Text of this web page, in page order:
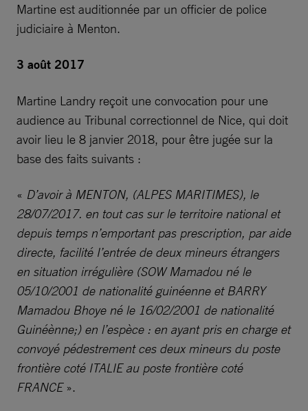
Martine est auditionnée par un officier de police
judiciaire à Menton.
3 août 2017
Martine Landry reçoit une convocation pour une
audience au Tribunal correctionnel de Nice, qui doit
avoir lieu le 8 janvier 2018, pour être jugée sur la
base des faits suivants :
« D’avoir à MENTON, (ALPES MARITIMES), le
28/07/2017. en tout cas sur le territoire national et
depuis temps n’emportant pas prescription, par aide
directe, facilité I’entrée de deux mineurs étrangers
en situation irrégulière (SOW Mamadou né le
05/10/2001 de nationalité guinéenne et BARRY
Mamadou Bhoye né le 16/02/2001 de nationalité
Guinéènne;) en l’espèce : en ayant pris en charge et
convoyé pédestrement ces deux mineurs du poste
frontière coté ITALIE au poste frontière coté
FRANCE ».